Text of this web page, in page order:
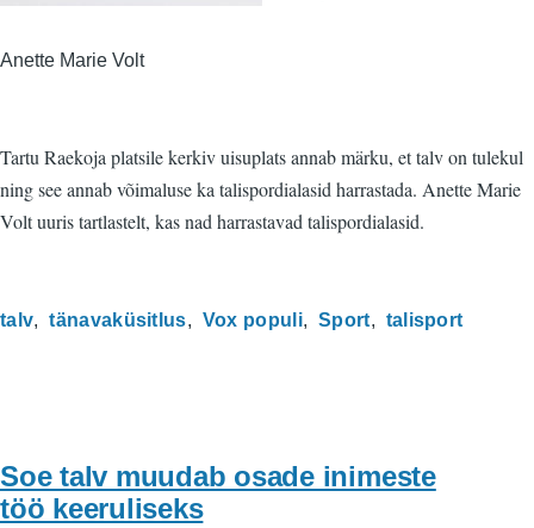
Anette Marie Volt
Tartu Raekoja platsile kerkiv uisuplats annab märku, et talv on tulekul
ning see annab võimaluse ka talispordialasid harrastada. Anette Marie
Volt uuris tartlastelt, kas nad harrastavad talispordialasid.
talv tänavaküsitlus Vox populi Sport talisport
Soe talv muudab osade inimeste
töö keeruliseks